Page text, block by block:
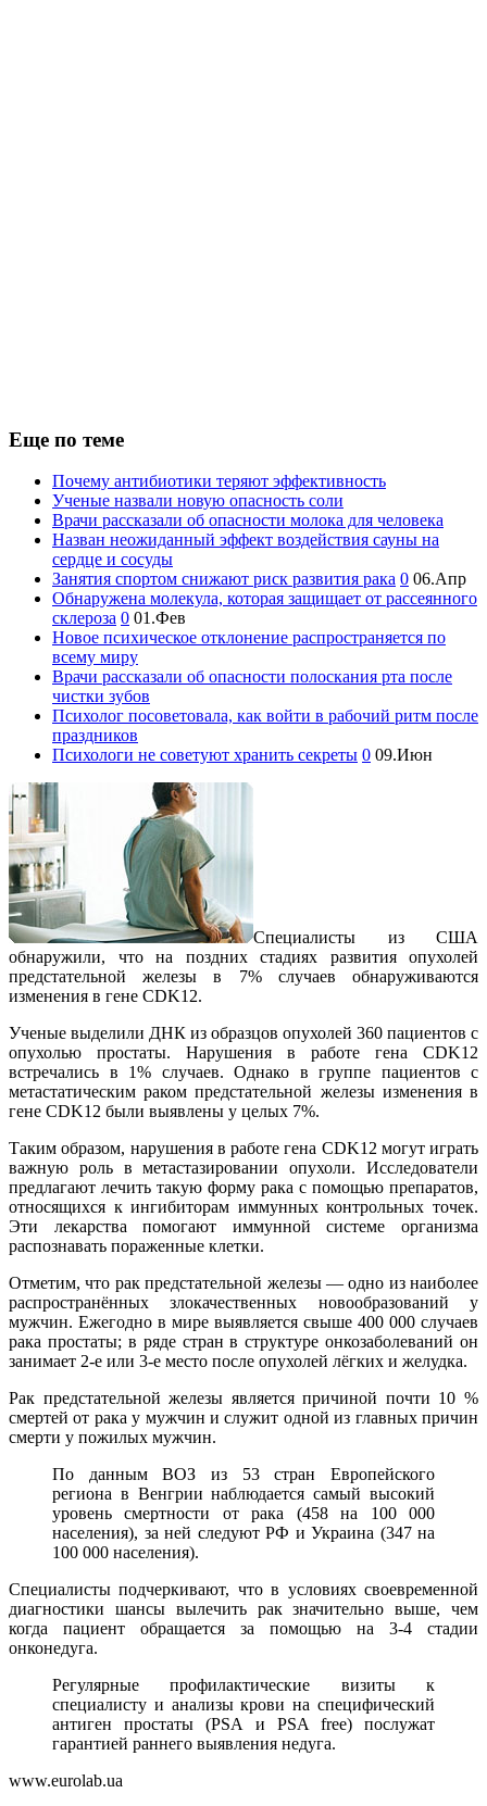
Еще по теме
Почему антибиотики теряют эффективность
Ученые назвали новую опасность соли
Врачи рассказали об опасности молока для человека
Назван неожиданный эффект воздействия сауны на
сердце и сосуды
Занятия спортом снижают риск развития рака 0 06.Апр
Обнаружена молекула, которая защищает от рассеянного
склероза 0 01.Фев
Новое психическое отклонение распространяется по
всему миру
Врачи рассказали об опасности полоскания рта после
чистки зубов
Психолог посоветовала, как войти в рабочий ритм после
праздников
Психологи не советуют хранить секреты 0 09.Июн
Специалисты из США
обнаружили, что на поздних стадиях развития опухолей
предстательной железы в 7% случаев обнаруживаются
изменения в гене CDK12.
Ученые выделили ДНК из образцов опухолей 360 пациентов с
опухолью простаты. Нарушения в работе гена CDK12
встречались в 1% случаев. Однако в группе пациентов с
метастатическим раком предстательной железы изменения в
гене CDK12 были выявлены у целых 7%.
Таким образом, нарушения в работе гена CDK12 могут играть
важную роль в метастазировании опухоли. Исследователи
предлагают лечить такую форму рака с помощью препаратов,
относящихся к ингибиторам иммунных контрольных точек.
Эти лекарства помогают иммунной системе организма
распознавать пораженные клетки.
Отметим, что рак предстательной железы — одно из наиболее
распространённых злокачественных новообразований у
мужчин. Ежегодно в мире выявляется свыше 400 000 случаев
рака простаты; в ряде стран в структуре онкозаболеваний он
занимает 2-е или 3-е место после опухолей лёгких и желудка.
Рак предстательной железы является причиной почти 10 %
смертей от рака у мужчин и служит одной из главных причин
смерти у пожилых мужчин.
По данным ВОЗ из 53 стран Европейского
региона в Венгрии наблюдается самый высокий
уровень смертности от рака (458 на 100 000
населения), за ней следуют РФ и Украина (347 на
100 000 населения).
Специалисты подчеркивают, что в условиях своевременной
диагностики шансы вылечить рак значительно выше, чем
когда пациент обращается за помощью на 3-4 стадии
онконедуга.
Регулярные профилактические визиты к
специалисту и анализы крови на специфический
антиген простаты (PSA и PSA free) послужат
гарантией раннего выявления недуга.
www.eurolab.ua